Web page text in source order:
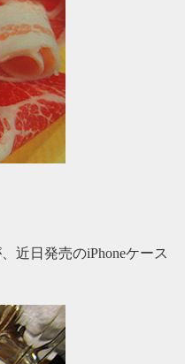
近日発売のiPhoneケース